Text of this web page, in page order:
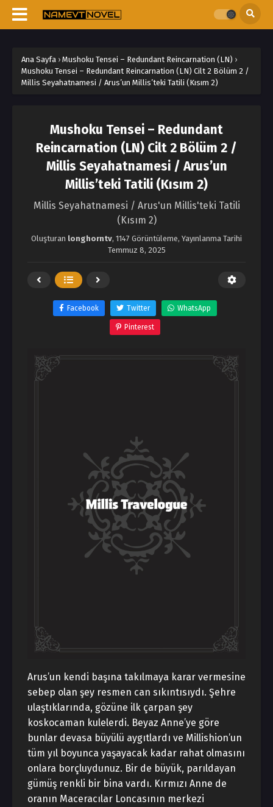
Ana Sayfa › Mushoku Tensei – Redundant Reincarnation (LN) ›
Mushoku Tensei – Redundant Reincarnation (LN) Cilt 2 Bölüm 2 /
Millis Seyahatnamesi / Arus’un Millis’teki Tatili (Kısım 2)
Mushoku Tensei – Redundant
Reincarnation (LN) Cilt 2 Bölüm 2 /
Millis Seyahatnamesi / Arus’un
Millis’teki Tatili (Kısım 2)
Millis Seyahatnamesi / Arus'un Millis'teki Tatili
(Kısım 2)
Oluşturan longhorntv, 1147 Görüntüleme, Yayınlanma Tarihi
Temmuz 8, 2025
Facebook Twitter WhatsApp
Pinterest
Arus’un kendi başına takılmaya karar vermesine
sebep olan şey resmen can sıkıntısıydı. Şehre
ulaştıklarında, gözüne ilk çarpan şey
koskocaman kulelerdi. Beyaz Anne’ye göre
bunlar devasa büyülü aygıtlardı ve Millishion’un
tüm yıl boyunca yaşayacak kadar rahat olmasını
onlara borçluydunuz. Bir de büyük, parıldayan
gümüş renkli bir bina vardı. Kırmızı Anne de
oranın Maceracılar Loncasının merkezi